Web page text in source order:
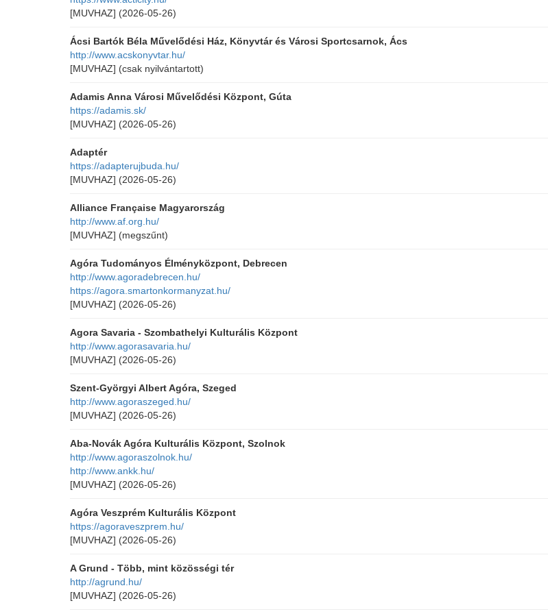
[MUVHAZ] (2026-05-26)
Ácsi Bartók Béla Művelődési Ház, Könyvtár és Városi Sportcsarnok, Ács
http://www.acskonyvtar.hu/
[MUVHAZ] (csak nyilvántartott)
Adamis Anna Városi Művelődési Központ, Gúta
https://adamis.sk/
[MUVHAZ] (2026-05-26)
Adaptér
https://adapterujbuda.hu/
[MUVHAZ] (2026-05-26)
Alliance Française Magyarország
http://www.af.org.hu/
[MUVHAZ] (megszűnt)
Agóra Tudományos Élményközpont, Debrecen
http://www.agoradebrecen.hu/
https://agora.smartonkormanyzat.hu/
[MUVHAZ] (2026-05-26)
Agora Savaria - Szombathelyi Kulturális Központ
http://www.agorasavaria.hu/
[MUVHAZ] (2026-05-26)
Szent-Györgyi Albert Agóra, Szeged
http://www.agoraszeged.hu/
[MUVHAZ] (2026-05-26)
Aba-Novák Agóra Kulturális Központ, Szolnok
http://www.agoraszolnok.hu/
http://www.ankk.hu/
[MUVHAZ] (2026-05-26)
Agóra Veszprém Kulturális Központ
https://agoraveszprem.hu/
[MUVHAZ] (2026-05-26)
A Grund - Több, mint közösségi tér
http://agrund.hu/
[MUVHAZ] (2026-05-26)